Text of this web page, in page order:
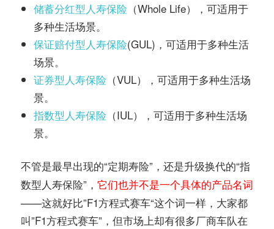
储蓄分红型人寿保险 （Whole Life），可适用于
多种生活场景。
保证赔付型人寿保险(GUL)，可适用于多种生活
场景。
证券型人寿保险 （VUL），可适用于多种生活场
景。
指数型人寿保险 （IUL），可适用于多种生活场
景。
不管是最早出现的“定期寿险”，还是升级换代的“指
数型人寿保险”， 它们也并不是一个具体的产品名词
——这就好比”F1方程式赛车“这个词一样，大家都
叫”F1方程式赛车”，但市场上却有很多厂商车队在